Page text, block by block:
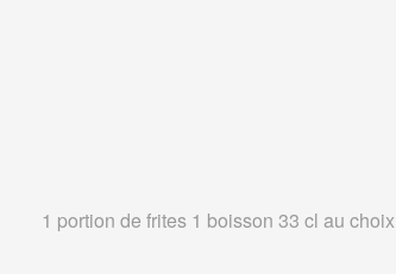
1 portion de frites 1 boisson 33 cl au choix